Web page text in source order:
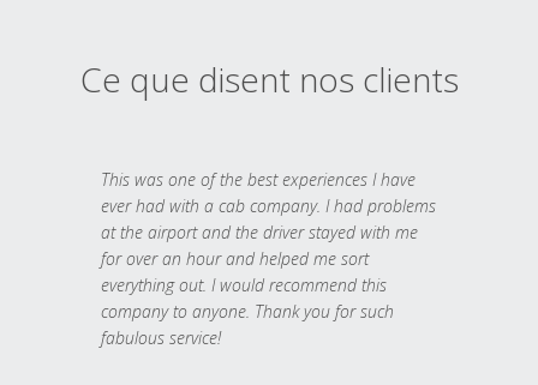
Ce que disent nos clients
This was one of the best experiences I have
ever had with a cab company. I had problems
at the airport and the driver stayed with me
for over an hour and helped me sort
everything out. I would recommend this
company to anyone. Thank you for such
fabulous service!